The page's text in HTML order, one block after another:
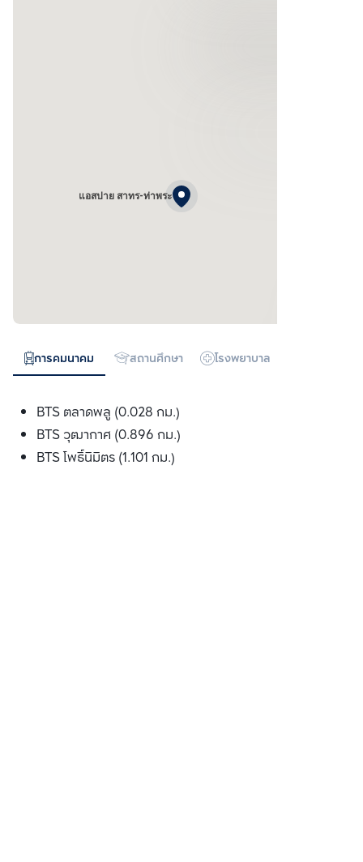
แอสปาย สาทร-ท่าพระ
การคมนาคม สถานศึกษา โรงพยาบาล
BTS ตลาดพลู (0.028 กม.)
BTS วุฒากาศ (0.896 กม.)
BTS โพธ์ินิมิตร (1.101 กม.)